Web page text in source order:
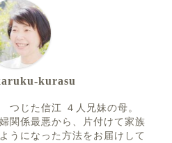
kurasu
じた信江 ４人兄妹の母。
関係最悪から、片付けて家族
うになった方法をお届けして